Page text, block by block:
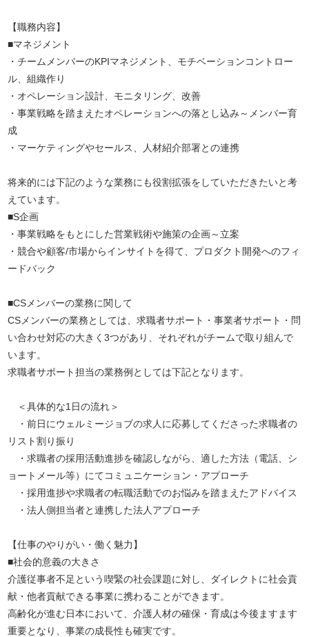
【職務内容】
■マネジメント
・チームメンバーのKPIマネジメント、モチベーションコントロー
ル、組織作り
・オペレーション設計、モニタリング、改善
・事業戦略を踏まえたオペレーションへの落とし込み～メンバー育
成
・マーケティングやセールス、人材紹介部署との連携
将来的には下記のような業務にも役割拡張をしていただきたいと考
えています。
■S企画
・事業戦略をもとにした営業戦術や施策の企画～立案
・競合や顧客/市場からインサイトを得て、プロダクト開発へのフィ
ードバック
■CSメンバーの業務に関して
CSメンバーの業務としては、求職者サポート・事業者サポート・問
い合わせ対応の大きく3つがあり、それぞれがチームで取り組んで
います。
求職者サポート担当の業務例としては下記となります。
＜具体的な1日の流れ＞
・前日にウェルミージョブの求人に応募してくださった求職者の
リスト割り振り
・求職者の採用活動進捗を確認しながら、適した方法（電話、シ
ョートメール等）にてコミュニケーション・アプローチ
・採用進捗や求職者の転職活動でのお悩みを踏まえたアドバイス
・法人側担当者と連携した法人アプローチ
【仕事のやりがい・働く魅力】
■社会的意義の大きさ
介護従事者不足という喫緊の社会課題に対し、ダイレクトに社会貢
献・他者貢献できる事業に携わることができます。
高齢化が進む日本において、介護人材の確保・育成は今後ますます
重要となり、事業の成長性も確実です。